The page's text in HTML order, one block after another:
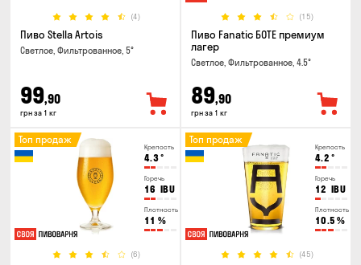
(4)
Пиво Stella Artois
Светлое, Фильтрованное, 5°
99,90
грн за 1 кг
(15)
Пиво Fanatic БОТЕ премиум
лагер
Светлое, Фильтрованное, 4.5°
89,90
грн за 1 кг
Крепость
4.3°
Горечь
16 IBU
Плотность
11 %
(6)
Топ продаж
Крепость
4.2 °
Горечь
12 IBU
Плотность
10.5 %
(45)
Топ продаж